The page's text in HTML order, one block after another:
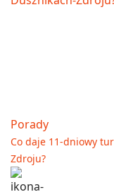
Porady
Co daje 11-dniowy
Zdroju?